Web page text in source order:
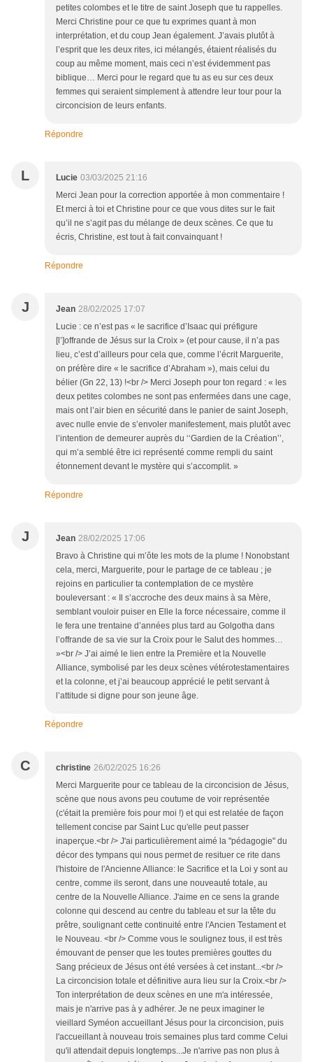
petites colombes et le titre de saint Joseph que tu rappelles.
Merci Christine pour ce que tu exprimes quant à mon
interprétation, et du coup Jean également. J’avais plutôt à
l’esprit que les deux rites, ici mélangés, étaient réalisés du
coup au même moment, mais ceci n’est évidemment pas
biblique… Merci pour le regard que tu as eu sur ces deux
femmes qui seraient simplement à attendre leur tour pour la
circoncision de leurs enfants.
Répondre
L Lucie 03/03/2025 21:16
Merci Jean pour la correction apportée à mon commentaire !
Et merci à toi et Christine pour ce que vous dites sur le fait
qu’il ne s’agit pas du mélange de deux scènes. Ce que tu
écris, Christine, est tout à fait convainquant !
Répondre
J Jean 28/02/2025 17:07
Lucie : ce n’est pas « le sacrifice d’Isaac qui préfigure
[l’]offrande de Jésus sur la Croix » (et pour cause, il n’a pas
lieu, c’est d’ailleurs pour cela que, comme l’écrit Marguerite,
on préfère dire « le sacrifice d’Abraham »), mais celui du
bélier (Gn 22, 13) !<br /> Merci Joseph pour ton regard : « les
deux petites colombes ne sont pas enfermées dans une cage,
mais ont l’air bien en sécurité dans le panier de saint Joseph,
avec nulle envie de s’envoler manifestement, mais plutôt avec
l’intention de demeurer auprès du ‘‘Gardien de la Création’’,
qui m’a semblé être ici représenté comme rempli du saint
étonnement devant le mystère qui s’accomplit. »
Répondre
J Jean 28/02/2025 17:06
Bravo à Christine qui m’ôte les mots de la plume ! Nonobstant
cela, merci, Marguerite, pour le partage de ce tableau ; je
rejoins en particulier ta contemplation de ce mystère
bouleversant : « Il s’accroche des deux mains à sa Mère,
semblant vouloir puiser en Elle la force nécessaire, comme il
le fera une trentaine d’années plus tard au Golgotha dans
l’offrande de sa vie sur la Croix pour le Salut des hommes…
»<br /> J’ai aimé le lien entre la Première et la Nouvelle
Alliance, symbolisé par les deux scènes vétérotestamentaires
et la colonne, et j’ai beaucoup apprécié le petit servant à
l’attitude si digne pour son jeune âge.
Répondre
C christine 26/02/2025 16:26
Merci Marguerite pour ce tableau de la circoncision de Jésus,
scène que nous avons peu coutume de voir représentée
(c'était la première fois pour moi !) et qui est relatée de façon
tellement concise par Saint Luc qu'elle peut passer
inaperçue.<br /> J'ai particulièrement aimé la "pédagogie" du
décor des tympans qui nous permet de resituer ce rite dans
l'histoire de l'Ancienne Alliance: le Sacrifice et la Loi y sont au
centre, comme ils seront, dans une nouveauté totale, au
centre de la Nouvelle Alliance. J'aime en ce sens la grande
colonne qui descend au centre du tableau et sur la tête du
prêtre, soulignant cette continuité entre l'Ancien Testament et
le Nouveau. <br /> Comme vous le soulignez tous, il est très
émouvant de penser que les toutes premières gouttes du
Sang précieux de Jésus ont été versées à cet instant...<br />
La circoncision totale et définitive aura lieu sur la Croix.<br />
Ton interprétation de deux scènes en une m'a intéressée,
mais je n'arrive pas à y adhérer. Je ne peux imaginer le
vieillard Syméon accueillant Jésus pour la circoncision, puis
l'accueillant à nouveau trois semaines plus tard comme Celui
qu'il attendait depuis longtemps...Je n'arrive pas non plus à